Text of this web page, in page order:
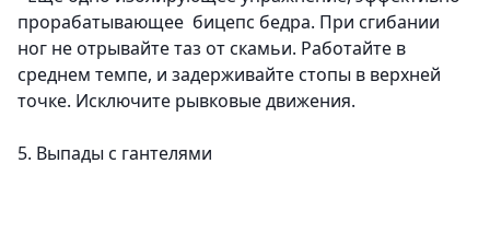
прорабатывающее бицепс бедра. При сгибании
ног не отрывайте таз от скамьи. Работайте в
среднем темпе, и задерживайте стопы в верхней
точке. Исключите рывковые движения.
5. Выпады с гантелями